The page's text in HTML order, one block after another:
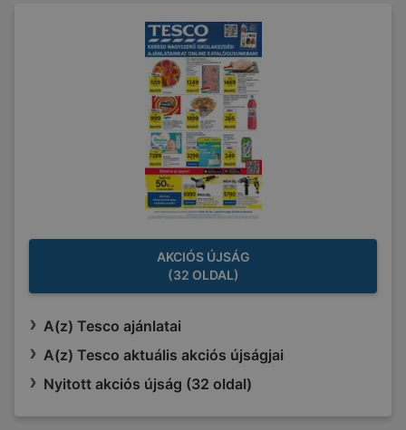
AKCIÓS ÚJSÁG
(32 OLDAL)
A(z) Tesco ajánlatai
A(z) Tesco aktuális akciós újságjai
Nyitott akciós újság (32 oldal)